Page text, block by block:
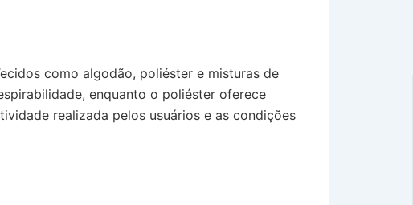
como algodão, poliéster e misturas de
enquanto o poliéster oferece
realizada pelos usuários e as condições